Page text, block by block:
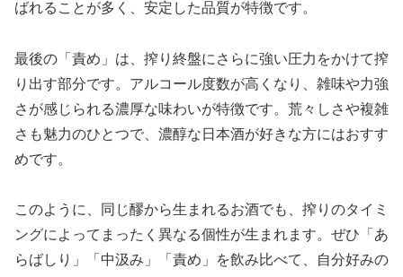
ばれることが多く、安定した品質が特徴です。
最後の「責め」は、搾り終盤にさらに強い圧力をかけて搾
り出す部分です。アルコール度数が高くなり、雑味や力強
さが感じられる濃厚な味わいが特徴です。荒々しさや複雑
さも魅力のひとつで、濃醇な日本酒が好きな方にはおすす
めです。
このように、同じ醪から生まれるお酒でも、搾りのタイミ
ングによってまったく異なる個性が生まれます。ぜひ「あ
らばしり」「中汲み」「責め」を飲み比べて、自分好みの